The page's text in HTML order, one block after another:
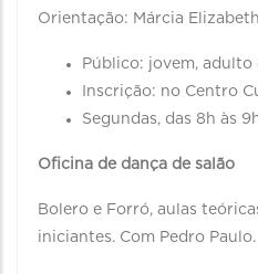
Orientação: Márcia
Público: jovem, adulto
Inscrição: no Centro
Segundas, das 8h às
Oficina de dança de salão
Bolero e Forró, aulas
iniciantes. Com Pedro Paulo.